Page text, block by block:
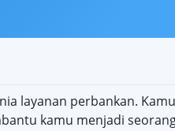
layanan perbankan.
kamu menjadi